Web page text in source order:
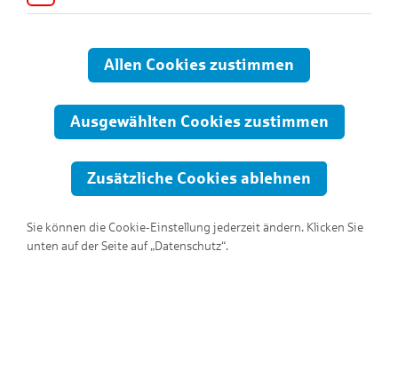
anpassen und verbessern können. Aus diesem Grund nutzen wir
Google Analytics. Dieses Werkzeug erfasst die Seitenaufrufe zu
Übertragung anonymisiert.
Allen Cookies zustimmen
Ausgewählten Cookies zustimmen
Zusätzliche Cookies ablehnen
Sie können die Cookie-Einstellung jederzeit ändern. Klicken Sie
unten auf der Seite auf „Datenschutz“.